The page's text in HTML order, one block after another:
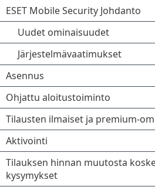
ESET Mobile Security Johdanto
Uudet ominaisuudet
Järjestelmävaatimukset
Asennus
Ohjattu aloitustoiminto
Tilausten ilmaiset ja premium-
Aktivointi
Tilauksen hinnan muutosta
kysymykset